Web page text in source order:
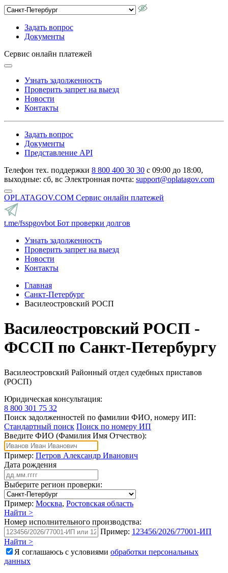
Задать вопрос
Документы
Сервис онлайн платежей
Узнать задолженность
Проверить запрет на выезд
Новости
Контакты
Задать вопрос
Документы
Представление API
Телефон тех. поддержки 8 800 400 30 30 с 09:00 до 18:00,
выходные: сб, вс Электронная почта: support@oplatagov.com
OPLATAGOV.COM Сервис онлайн платежей
t.me/fsspgovbot Бот проверки долгов
Узнать задолженность
Проверить запрет на выезд
Новости
Контакты
Главная
Санкт-Петербург
Василеостровский РОСП
Василеостровский РОСП -
ФССП по Санкт-Петербургу
Василеостровский Районный отдел судебных приставов
(РОСП)
Юридическая консультация:
8 800 301 75 32
Поиск задолженностей по фамилии ФИО, номеру ИП:
Стандартный поиск Поиск по номеру ИП
Введите ФИО (Фамилия Имя Отчество):
Пример: Петров Александр Иванович
Дата рождения
Выберите регион проверки:
Пример: Москва, Ростовская область
Найти >
Номер исполнительного производства:
Пример: 123456/2026/77001-ИП
Найти >
Я соглашаюсь с условиями обработки персональных
данных